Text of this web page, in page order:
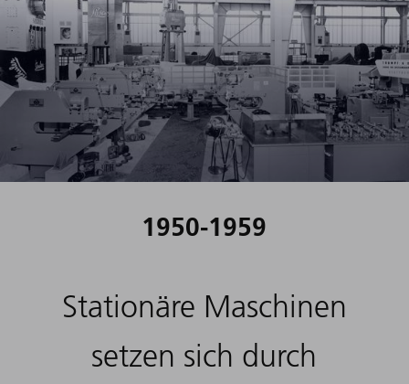
1950-1959
Stationäre Maschinen
setzen sich durch